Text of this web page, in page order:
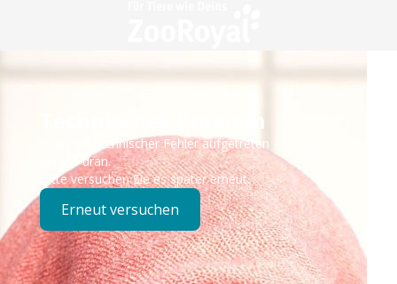
Technisches Problem
Es ist ein technischer Fehler aufgetreten – wir sind
bereits dran.
Bitte versuchen Sie es später erneut.
Erneut versuchen